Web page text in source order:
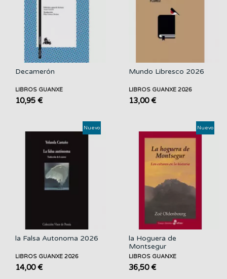
Decamerón
LIBROS GUANXE
10,95 €
Mundo Libresco 2026
LIBROS GUANXE 2026
13,00 €
la Falsa Autonoma 2026
LIBROS GUANXE 2026
14,00 €
Nuevo
la Hoguera de
Montsegur
LIBROS GUANXE
36,50 €
Nuevo